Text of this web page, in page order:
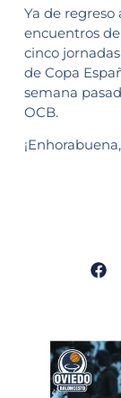
Ya de
encuentros
cinco
de Copa
semana
OCB.